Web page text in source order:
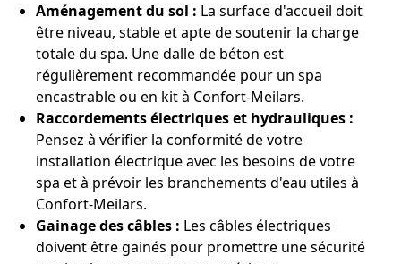
Aménagement du sol : La surface d'accueil doit
être niveau, stable et apte de soutenir la charge
totale du spa. Une dalle de béton est
régulièrement recommandée pour un spa
encastrable ou en kit à Confort-Meilars.
Raccordements électriques et hydrauliques :
Pensez à vérifier la conformité de votre
installation électrique avec les besoins de votre
spa et à prévoir les branchements d'eau utiles à
Confort-Meilars.
Gainage des câbles : Les câbles électriques
doivent être gainés pour promettre une sécurité